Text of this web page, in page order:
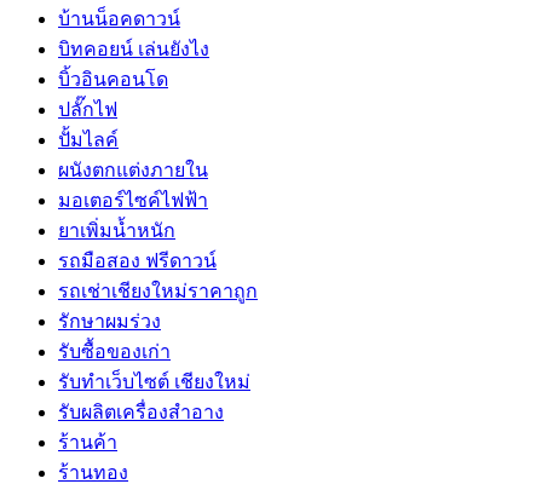
บ้านน็อคดาวน์
บิทคอยน์ เล่นยังไง
บิ้วอินคอนโด
ปลั๊กไฟ
ปั้มไลค์
ผนังตกแต่งภายใน
มอเตอร์ไซค์ไฟฟ้า
ยาเพิ่มน้ำหนัก
รถมือสอง ฟรีดาวน์
รถเช่าเชียงใหม่ราคาถูก
รักษาผมร่วง
รับซื้อของเก่า
รับทำเว็บไซต์ เชียงใหม่
รับผลิตเครื่องสำอาง
ร้านค้า
ร้านทอง